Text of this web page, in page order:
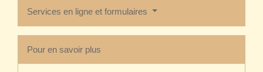
Services en ligne et formulaires
Pour en savoir plus